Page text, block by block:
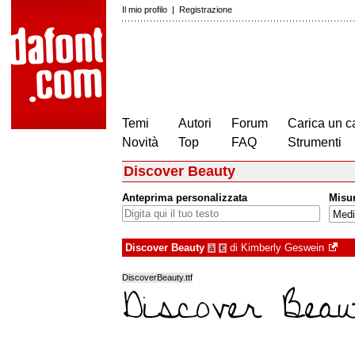
Il mio profilo | Registrazione
Temi
Novità
Autori
Top
Forum
FAQ
Carica un
Strumenti
Discover Beauty
Anteprima personalizzata
Discover Beauty à € di Kimberly Geswein
DiscoverBeauty.ttf